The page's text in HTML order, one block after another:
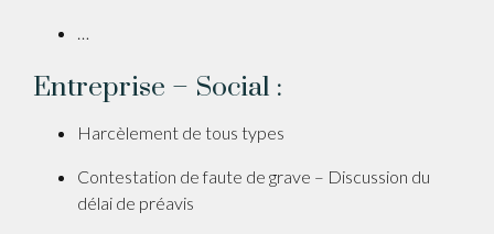
Entreprise – Social :
Harcèlement de tous types
Contestation de faute de grave – Discussion du
délai de préavis